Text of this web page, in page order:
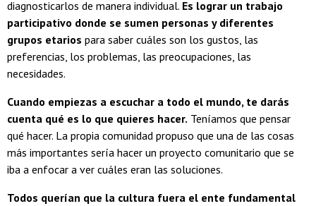
diagnosticarlos de manera individual. Es lograr un trabajo
participativo donde se sumen personas y diferentes
grupos etarios para saber cuáles son los gustos, las
preferencias, los problemas, las preocupaciones, las
necesidades.
Cuando empiezas a escuchar a todo el mundo, te darás
cuenta qué es lo que quieres hacer. Teníamos que pensar
qué hacer. La propia comunidad propuso que una de las cosas
más importantes sería hacer un proyecto comunitario que se
iba a enfocar a ver cuáles eran las soluciones.
Todos querían que la cultura fuera el ente fundamental